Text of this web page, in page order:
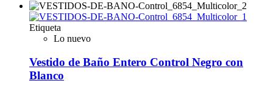
Etiqueta
Lo nuevo
Vestido de Baño Entero Control Negro con
Blanco